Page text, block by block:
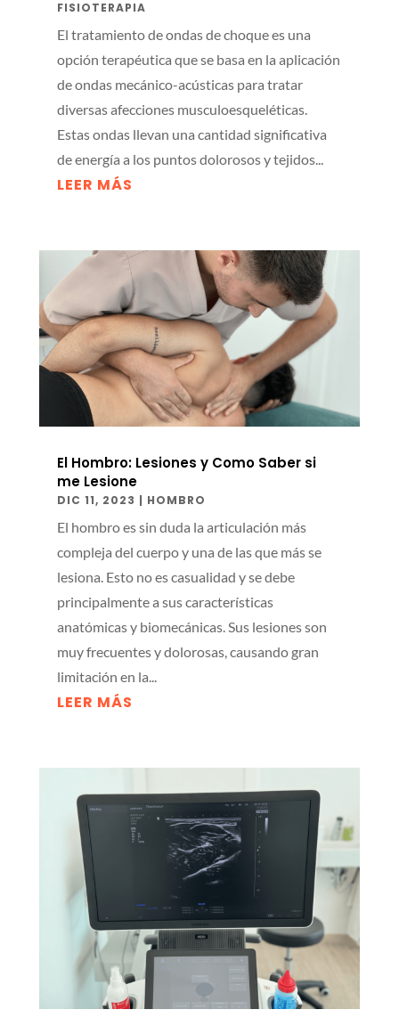
FISIOTERAPIA
El tratamiento de ondas de choque es una
opción terapéutica que se basa en la aplicación
de ondas mecánico-acústicas para tratar
diversas afecciones musculoesqueléticas.
Estas ondas llevan una cantidad significativa
de energía a los puntos dolorosos y tejidos...
LEER MÁS
El Hombro: Lesiones y Como Saber si
me Lesione
DIC 11, 2023 | HOMBRO
El hombro es sin duda la articulación más
compleja del cuerpo y una de las que más se
lesiona. Esto no es casualidad y se debe
principalmente a sus características
anatómicas y biomecánicas. Sus lesiones son
muy frecuentes y dolorosas, causando gran
limitación en la...
LEER MÁS